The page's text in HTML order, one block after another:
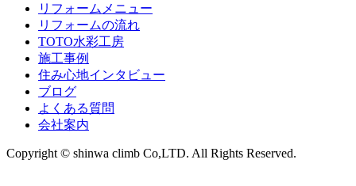
リフォームメニュー
リフォームの流れ
TOTO水彩工房
施工事例
住み心地インタビュー
ブログ
よくある質問
会社案内
Copyright © shinwa climb Co,LTD. All Rights Reserved.